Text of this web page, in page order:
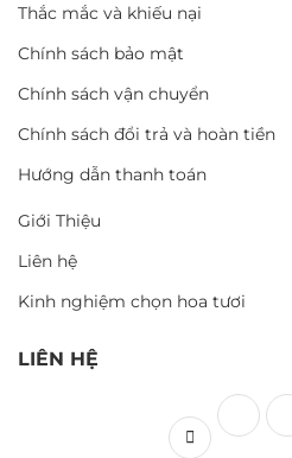
Thắc mắc và khiếu nại
Chính sách bảo mật
Chính sách vận chuyển
Chính sách đổi trả và hoàn tiền
Hướng dẫn thanh toán
Giới Thiệu
Liên hệ
Kinh nghiệm chọn hoa tươi
LIÊN HỆ